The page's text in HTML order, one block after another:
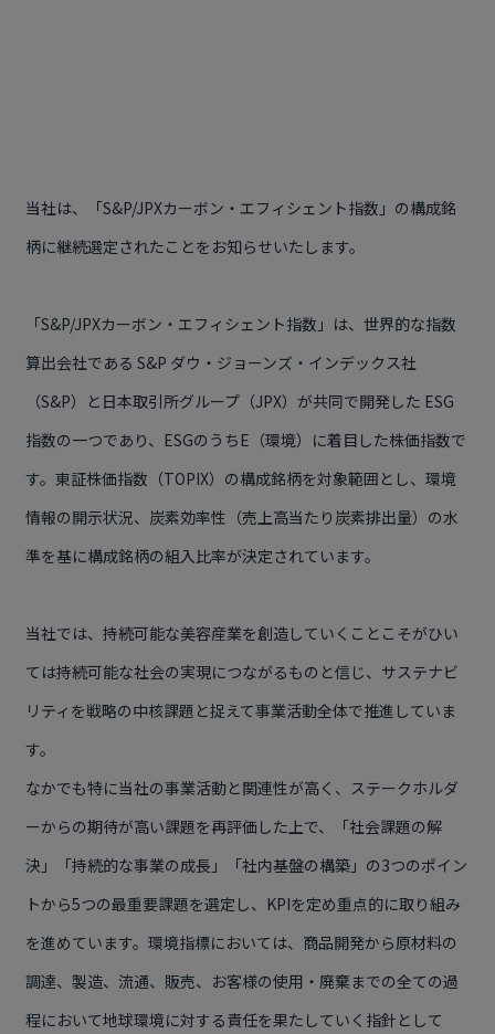
当社は、「S&P/JPXカーボン・エフィシェント指数」の構成銘
柄に継続選定されたことをお知らせいたします。
「S&P/JPXカーボン・エフィシェント指数」は、世界的な指数
算出会社である S&P ダウ・ジョーンズ・インデックス社
（S&P）と⽇本取引所グループ（JPX）が共同で開発した ESG
指数の一つであり、 ESGのうちE （環境）に着目した株価指数で
す。東証株価指数（TOPIX）の構成銘柄を対象範囲とし、環境
情報の開⽰状況、炭素効率性（売上⾼当たり炭素排出量）の⽔
準を基に構成銘柄の組⼊⽐率が決定されています。
当社では、持続可能な美容産業を創造していくことこそがひい
ては持続可能な社会の実現につながるものと信じ、サステナビ
リティを戦略の中核課題と捉えて事業活動全体で推進していま
す。
なかでも特に当社の事業活動と関連性が高く、ステークホルダ
ーからの期待が高い課題を再評価した上で、「社会課題の解
決」「持続的な事業の成長」「社内基盤の構築」の3つのポイン
トから5つの最重要課題を選定し、 KPIを定め重点的に取り組み
を進めています。環境指標においては、商品開発から原材料の
調達、製造、流通、販売、お客様の使用・廃棄までの全ての過
程において地球環境に対する責任を果たしていく指針として